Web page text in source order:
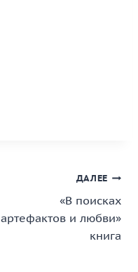
ДАЛЕЕ
«В поисках
артефактов и любви»
книга